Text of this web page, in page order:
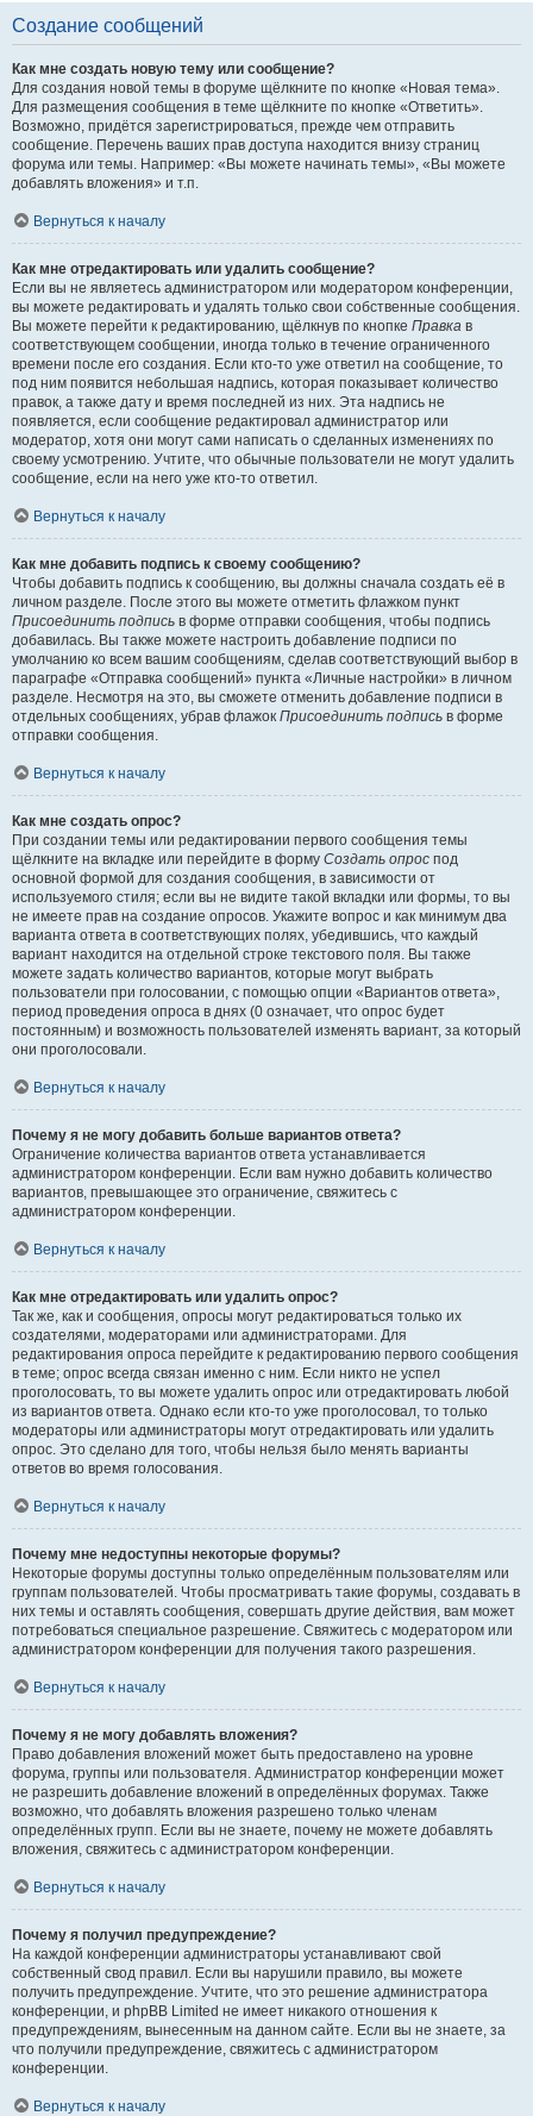
Создание сообщений
Как мне создать новую тему или сообщение?
Для создания новой темы в форуме щёлкните по кнопке «Новая тема».
Для размещения сообщения в теме щёлкните по кнопке «Ответить».
Возможно, придётся зарегистрироваться, прежде чем отправить
сообщение. Перечень ваших прав доступа находится внизу страниц
форума или темы. Например: «Вы можете начинать темы», «Вы можете
добавлять вложения» и т.п.
Вернуться к началу
Как мне отредактировать или удалить сообщение?
Если вы не являетесь администратором или модератором конференции,
вы можете редактировать и удалять только свои собственные сообщения.
Вы можете перейти к редактированию, щёлкнув по кнопке Правка в
соответствующем сообщении, иногда только в течение ограниченного
времени после его создания. Если кто-то уже ответил на сообщение, то
под ним появится небольшая надпись, которая показывает количество
правок, а также дату и время последней из них. Эта надпись не
появляется, если сообщение редактировал администратор или
модератор, хотя они могут сами написать о сделанных изменениях по
своему усмотрению. Учтите, что обычные пользователи не могут удалить
сообщение, если на него уже кто-то ответил.
Вернуться к началу
Как мне добавить подпись к своему сообщению?
Чтобы добавить подпись к сообщению, вы должны сначала создать её в
личном разделе. После этого вы можете отметить флажком пункт
Присоединить подпись в форме отправки сообщения, чтобы подпись
добавилась. Вы также можете настроить добавление подписи по
умолчанию ко всем вашим сообщениям, сделав соответствующий выбор в
параграфе «Отправка сообщений» пункта «Личные настройки» в личном
разделе. Несмотря на это, вы сможете отменить добавление подписи в
отдельных сообщениях, убрав флажок Присоединить подпись в форме
отправки сообщения.
Вернуться к началу
Как мне создать опрос?
При создании темы или редактировании первого сообщения темы
щёлкните на вкладке или перейдите в форму Создать опрос под
основной формой для создания сообщения, в зависимости от
используемого стиля; если вы не видите такой вкладки или формы, то вы
не имеете прав на создание опросов. Укажите вопрос и как минимум два
варианта ответа в соответствующих полях, убедившись, что каждый
вариант находится на отдельной строке текстового поля. Вы также
можете задать количество вариантов, которые могут выбрать
пользователи при голосовании, с помощью опции «Вариантов ответа»,
период проведения опроса в днях (0 означает, что опрос будет
постоянным) и возможность пользователей изменять вариант, за который
они проголосовали.
Вернуться к началу
Почему я не могу добавить больше вариантов ответа?
Ограничение количества вариантов ответа устанавливается
администратором конференции. Если вам нужно добавить количество
вариантов, превышающее это ограничение, свяжитесь с
администратором конференции.
Вернуться к началу
Как мне отредактировать или удалить опрос?
Так же, как и сообщения, опросы могут редактироваться только их
создателями, модераторами или администраторами. Для
редактирования опроса перейдите к редактированию первого сообщения
в теме; опрос всегда связан именно с ним. Если никто не успел
проголосовать, то вы можете удалить опрос или отредактировать любой
из вариантов ответа. Однако если кто-то уже проголосовал, то только
модераторы или администраторы могут отредактировать или удалить
опрос. Это сделано для того, чтобы нельзя было менять варианты
ответов во время голосования.
Вернуться к началу
Почему мне недоступны некоторые форумы?
Некоторые форумы доступны только определённым пользователям или
группам пользователей. Чтобы просматривать такие форумы, создавать в
них темы и оставлять сообщения, совершать другие действия, вам может
потребоваться специальное разрешение. Свяжитесь с модератором или
администратором конференции для получения такого разрешения.
Вернуться к началу
Почему я не могу добавлять вложения?
Право добавления вложений может быть предоставлено на уровне
форума, группы или пользователя. Администратор конференции может
не разрешить добавление вложений в определённых форумах. Также
возможно, что добавлять вложения разрешено только членам
определённых групп. Если вы не знаете, почему не можете добавлять
вложения, свяжитесь с администратором конференции.
Вернуться к началу
Почему я получил предупреждение?
На каждой конференции администраторы устанавливают свой
собственный свод правил. Если вы нарушили правило, вы можете
получить предупреждение. Учтите, что это решение администратора
конференции, и phpBB Limited не имеет никакого отношения к
предупреждениям, вынесенным на данном сайте. Если вы не знаете, за
что получили предупреждение, свяжитесь с администратором
конференции.
Вернуться к началу